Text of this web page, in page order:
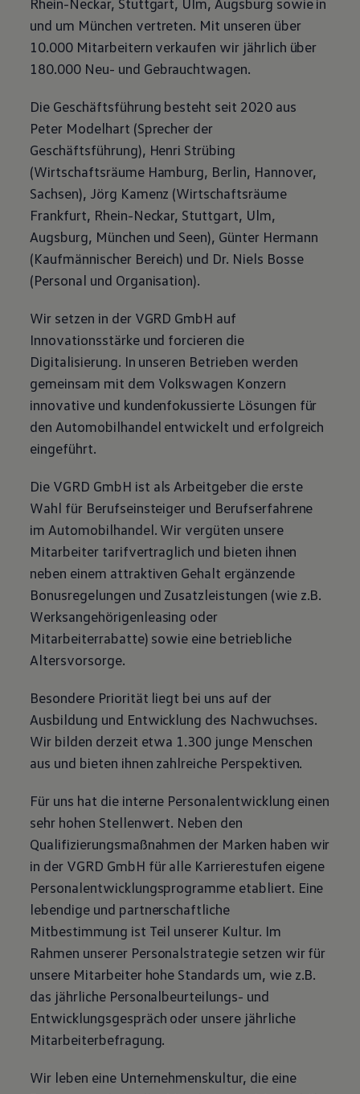
Magazin
Lifestyle
Transport
Familie
Elektromobilität
Pannen- und Unfallhilfe
Volkswagen Kundenbetreuung
und um München vertreten. Mit unseren über
10.000 Mitarbeitern verkaufen wir jährlich über
180.000 Neu- und Gebrauchtwagen.
Die Geschäftsführung besteht seit 2020 aus
Peter Modelhart (Sprecher der
Geschäftsführung), Henri Strübing
(Wirtschaftsräume Hamburg, Berlin, Hannover,
Sachsen), Jörg Kamenz (Wirtschaftsräume
Frankfurt, Rhein-Neckar, Stuttgart, Ulm,
Augsburg, München und Seen), Günter Hermann
(Kaufmännischer Bereich) und Dr. Niels Bosse
(Personal und Organisation).
Wir setzen in der VGRD GmbH auf
Innovationsstärke und forcieren die
Digitalisierung. In unseren Betrieben werden
gemeinsam mit dem Volkswagen Konzern
innovative und kundenfokussierte Lösungen für
den Automobilhandel entwickelt und erfolgreich
eingeführt.
Die VGRD GmbH ist als Arbeitgeber die erste
Wahl für Berufseinsteiger und Berufserfahrene
im Automobilhandel. Wir vergüten unsere
Mitarbeiter tarifvertraglich und bieten ihnen
neben einem attraktiven Gehalt ergänzende
Bonusregelungen und Zusatzleistungen (wie z.B.
Werksangehörigenleasing oder
Mitarbeiterrabatte) sowie eine betriebliche
Altersvorsorge.
Besondere Priorität liegt bei uns auf der
Ausbildung und Entwicklung des Nachwuchses.
Wir bilden derzeit etwa 1.300 junge Menschen
aus und bieten ihnen zahlreiche Perspektiven.
Für uns hat die interne Personalentwicklung einen
sehr hohen Stellenwert. Neben den
Qualifizierungsmaßnahmen der Marken haben wir
in der VGRD GmbH für alle Karrierestufen eigene
Personalentwicklungsprogramme etabliert. Eine
lebendige und partnerschaftliche
Mitbestimmung ist Teil unserer Kultur. Im
Rahmen unserer Personalstrategie setzen wir für
unsere Mitarbeiter hohe Standards um, wie z.B.
das jährliche Personalbeurteilungs- und
Entwicklungsgespräch oder unsere jährliche
Mitarbeiterbefragung.
Wir leben eine Unternehmenskultur, die eine